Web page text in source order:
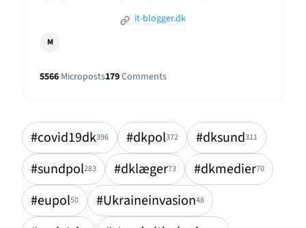
it-blogger.dk
M
5566 Microposts179Comments
#covid19dk396 #dkpol372 #dksund311
#sundpol283 #dklæger73 #dkmedier70
#eupol50 #Ukraineinvasion48